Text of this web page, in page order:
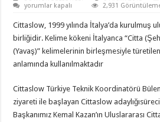
İlçemiz
Citta
Slow’a
Aday
için
yorumlar kapalı 2,931
Cittaslow, 1999 yılında İtalya’da kurulmuş
birliğidir. Kelime kökeni İtalyanca “Citta
(Yavaş)” kelimelerinin birleşmesiyle
anlamında kullanılmaktadır
Cittaslow Türkiye Teknik Koordinatörü
ziyareti ile başlayan Cittaslow
Başkanımız Kemal Kazan’ın Uluslararası